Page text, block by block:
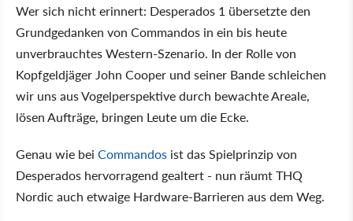
Wer sich nicht erinnert: Desperados 1 übersetzte den
Grundgedanken von Commandos in ein bis heute
unverbrauchtes Western-Szenario. In der Rolle von
Kopfgeldjäger John Cooper und seiner Bande schleichen
wir uns aus Vogelperspektive durch bewachte Areale,
lösen Aufträge, bringen Leute um die Ecke.
Genau wie bei Commandos ist das Spielprinzip von
Desperados hervorragend gealtert - nun räumt THQ
Nordic auch etwaige Hardware-Barrieren aus dem Weg.